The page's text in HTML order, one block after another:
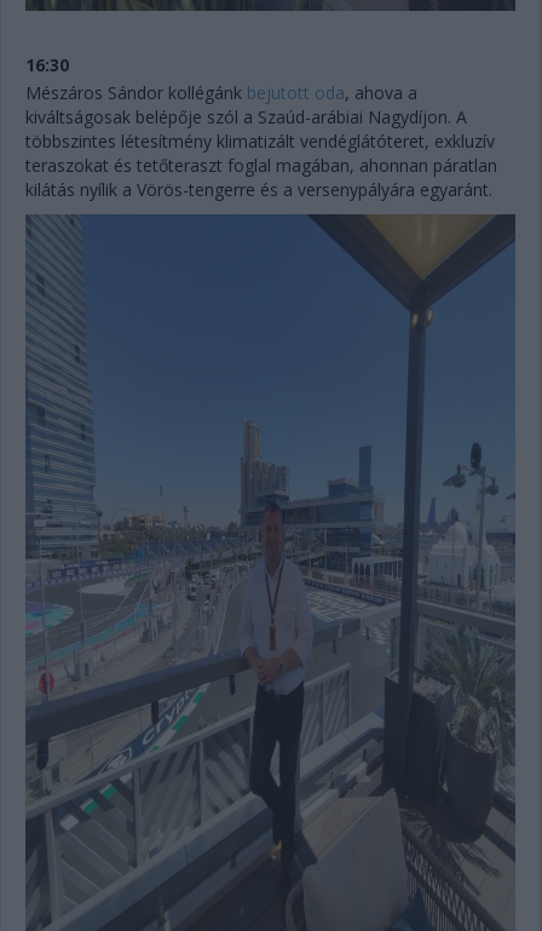
16:30
Mészáros Sándor kollégánk bejutott oda, ahova a
kiváltságosak belépője szól a Szaúd-arábiai Nagydíjon. A
többszintes létesítmény klimatizált vendéglátóteret, exkluzív
teraszokat és tetőteraszt foglal magában, ahonnan páratlan
kilátás nyílik a Vörös-tengerre és a versenypályára egyaránt.